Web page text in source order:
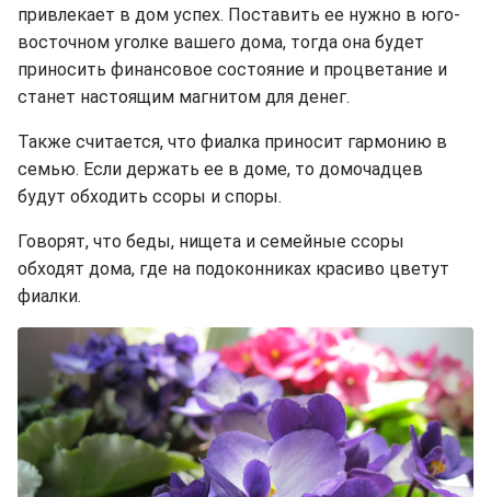
привлекает в дом успех. Поставить ее нужно в юго-
восточном уголке вашего дома, тогда она будет
приносить финансовое состояние и процветание и
станет настоящим магнитом для денег.
Также считается, что фиалка приносит гармонию в
семью. Если держать ее в доме, то домочадцев
будут обходить ссоры и споры.
Говорят, что беды, нищета и семейные ссоры
обходят дома, где на подоконниках красиво цветут
фиалки.